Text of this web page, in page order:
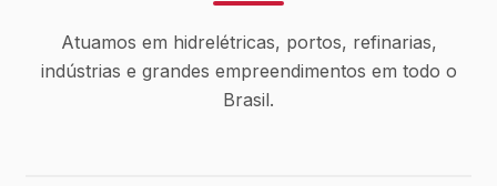
Atuamos em hidrelétricas, portos, refinarias,
indústrias e grandes empreendimentos em todo o
Brasil.